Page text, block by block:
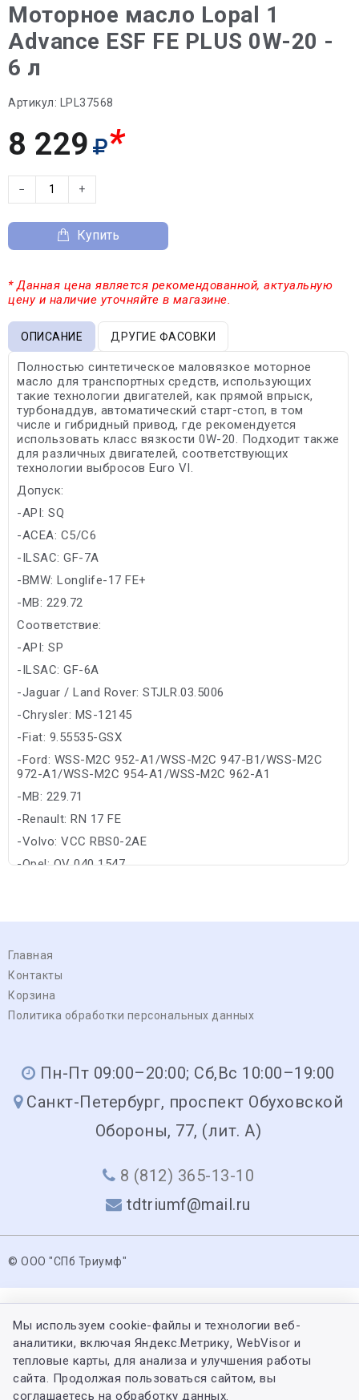
Моторное масло Lopal 1
Advance ESF FE PLUS 0W-20 -
6 л
Артикул: LPL37568
8 229 *
− +
Купить
* Данная цена является рекомендованной, актуальную
цену и наличие уточняйте в магазине.
ОПИСАНИЕ ДРУГИЕ ФАСОВКИ
Полностью синтетическое маловязкое моторное
масло для транспортных средств, использующих
такие технологии двигателей, как прямой впрыск,
турбонаддув, автоматический старт-стоп, в том
числе и гибридный привод, где рекомендуется
использовать класс вязкости 0W-20. Подходит также
для различных двигателей, соответствующих
технологии выбросов Euro VI.
Допуск:
-API: SQ
-ACEA: C5/C6
-ILSAC: GF-7A
-BMW: Longlife-17 FE+
-MB: 229.72
Соответствие:
-API: SP
-ILSAC: GF-6A
-Jaguar / Land Rover: STJLR.03.5006
-Chrysler: MS-12145
-Fiat: 9.55535-GSX
-Ford: WSS-M2C 952-A1/WSS-M2C 947-B1/WSS-M2C
972-A1/WSS-M2C 954-A1/WSS-M2C 962-A1
-MB: 229.71
-Renault: RN 17 FE
-Volvo: VCC RBS0-2AE
-Opel: OV 040 1547
Главная
Контакты
Корзина
Политика обработки персональных данных
Пн-Пт 09:00–20:00; Сб,Вс 10:00–19:00
Санкт-Петербург, проспект Обуховской
Обороны, 77, (лит. А)
8 (812) 365-13-10
tdtriumf@mail.ru
© ООО "СПб Триумф"
Мы используем cookie-файлы и технологии веб-
аналитики, включая Яндекс.Метрику, WebVisor и
тепловые карты, для анализа и улучшения работы
сайта. Продолжая пользоваться сайтом, вы
соглашаетесь на обработку данных.